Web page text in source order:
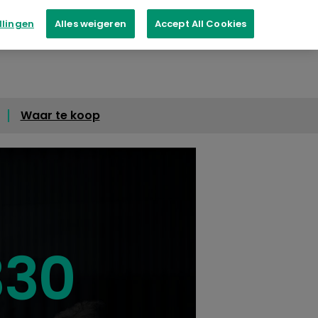
Waar te koop
Waar te koop
Alles weigeren Accept All Cookies